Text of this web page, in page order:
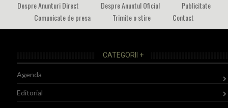
Despre Anunturi Direct
Despre Anuntul Oficial
Publicitate
Comunicate de presa
Trimite o stire Contact
CATEGORII +
Agenda
Editorial